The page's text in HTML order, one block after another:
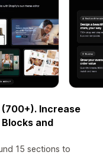
Increase
and
15 sections to